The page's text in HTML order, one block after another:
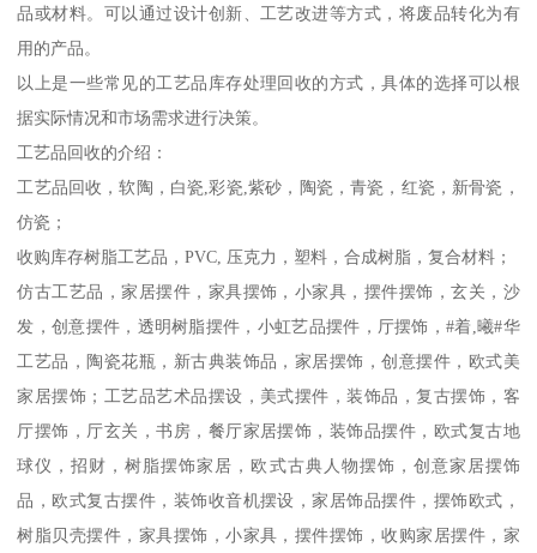
品或材料。可以通过设计创新、工艺改进等方式，将废品转化为有
用的产品。
以上是一些常见的工艺品库存处理回收的方式，具体的选择可以根
据实际情况和市场需求进行决策。
工艺品回收的介绍：
工艺品回收，软陶，白瓷,彩瓷,紫砂，陶瓷，青瓷，红瓷，新骨瓷，
仿瓷；
收购库存树脂工艺品，PVC, 压克力，塑料，合成树脂，复合材料；
仿古工艺品，家居摆件，家具摆饰，小家具，摆件摆饰，玄关，沙
发，创意摆件，透明树脂摆件，小虹艺品摆件，厅摆饰，#着,曦#华
工艺品，陶瓷花瓶，新古典装饰品，家居摆饰，创意摆件，欧式美
家居摆饰；工艺品艺术品摆设，美式摆件，装饰品，复古摆饰，客
厅摆饰，厅玄关，书房，餐厅家居摆饰，装饰品摆件，欧式复古地
球仪，招财，树脂摆饰家居，欧式古典人物摆饰，创意家居摆饰
品，欧式复古摆件，装饰收音机摆设，家居饰品摆件，摆饰欧式，
树脂贝壳摆件，家具摆饰，小家具，摆件摆饰，收购家居摆件，家